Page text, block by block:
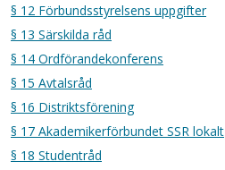
§ 12 Förbundsstyrelsens uppgifter
§ 13 Särskilda råd
§ 14 Ordförandekonferens
§ 15 Avtalsråd
§ 16 Distriktsförening
§ 17 Akademikerförbundet SSR lokalt
§ 18 Studentråd